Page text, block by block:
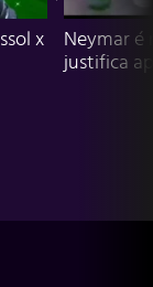
x
Neymar é
justifica